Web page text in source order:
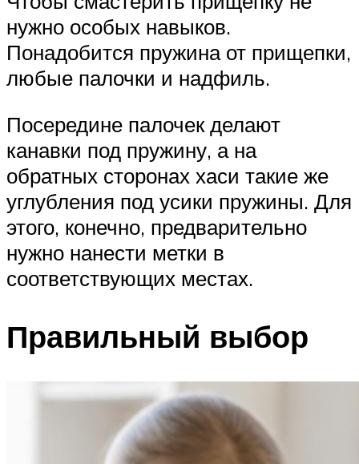
нужно особых навыков.
Понадобится пружина от прищепки,
любые палочки и надфиль.
Посередине палочек делают
канавки под пружину, а на
обратных сторонах хаси такие же
углубления под усики пружины. Для
этого, конечно, предварительно
нужно нанести метки в
соответствующих местах.
Правильный выбор